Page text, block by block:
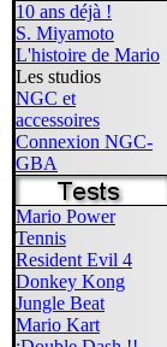
10 ans déjà !
S. Miyamoto
L'histoire de Mario
Les studios
NGC et
accessoires
Connexion NGC-
GBA
Mario Power
Tennis
Resident Evil 4
Donkey Kong
Jungle Beat
Mario Kart